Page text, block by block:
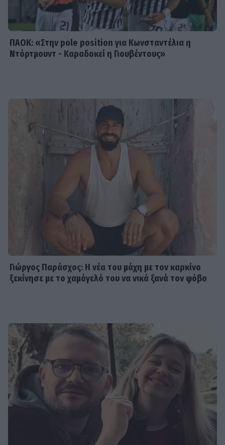
δεν είναι γρανάζια»
ΠΑΟΚ: «Στην pole position για Κωνσταντέλια η
Ντόρτμουντ - Καραδοκεί η Γιουβέντους»
Γιώργος Παράσχος: Η νέα του μάχη με τον καρκίνο
ξεκίνησε με το χαμόγελό του να νικά ξανά τον φόβο